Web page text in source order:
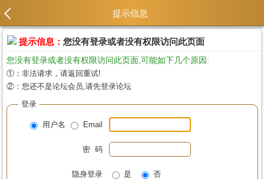
提示信息
提示信息： 您没有登录或者没有权限访问此页面
您没有登录或者没有权限访问此页面,可能如下几个原因:
①：非法请求，请返回重试!
②：您还不是论坛会员,请先登录论坛
登录
用户名 Email
密 码
隐身登录 是 否